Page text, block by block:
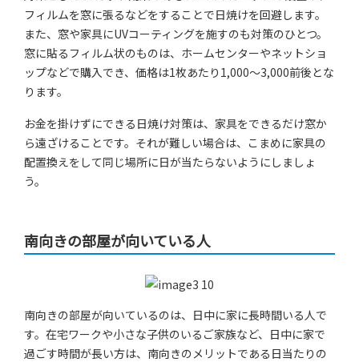
フィルムを窓に張るなどをすることで日焼けを回避します。
また、窓や家具にUVコーティングを施すのも対策のひとつ。
窓に貼るフィルム状のものは、ホームセンターやネットショ
ップなどで購入でき、価格は1枚あたり1,000～3,000前後とな
ります。
お金を掛けずにできる日焼け対策は、家具をできるだけ窓か
ら遠ざけることです。それが難しい場合は、こまめに家具の
配置換えをして同じ場所に日が当たらないようにしましょ
う。
南向きの部屋が向いている人
南向きの部屋が向いているのは、日中に家に長時間いる人で
す。在宅ワークや小さな子供のいるご家族など、日中に家で
過ごす時間が長い方は、南向きのメリットである日当たりの